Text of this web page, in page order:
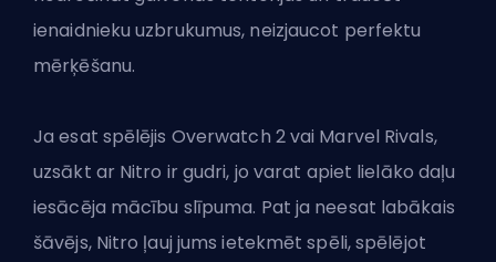
ienaidnieku uzbrukumus, neizjaucot perfektu
mērķēšanu.
Ja esat spēlējis Overwatch 2 vai Marvel Rivals,
uzsākt ar Nitro ir gudri, jo varat apiet lielāko daļu
iesācēja mācību slīpuma. Pat ja neesat labākais
šāvējs, Nitro ļauj jums ietekmēt spēli, spēlējot